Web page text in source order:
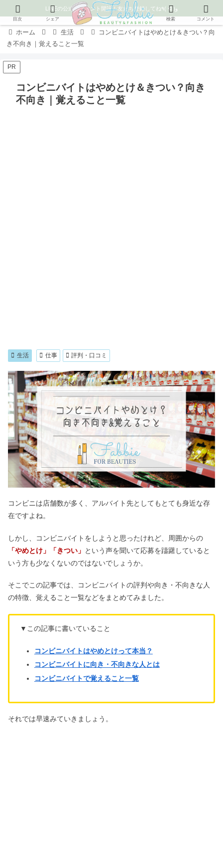
LINEの公式アカウント開設！友だち登録してね٩( ᐛ )و
ホーム 生活
コンビニバイトはやめとけ＆きつい？向
き不向き｜覚えること一覧
PR
コンビニバイトはやめとけ＆きつい？向き
不向き｜覚えること一覧
生活 仕事 評判・口コミ
コンビニは店舗数が多く、アルバイト先としてもとても身近な存
在ですよね。
しかし、コンビニバイトをしようと思ったけれど、周囲からの
「やめとけ」「きつい」 という声を聞いて応募を躊躇していると
いう方も少なくないのではないでしょうか。
そこでこの記事では、コンビニバイトの評判や向き・不向きな人
の特徴、覚えること一覧などをまとめてみました。
▼この記事に書いていること
コンビニバイトはやめとけって本当？
コンビニバイトに向き・不向きな人とは
コンビニバイトで覚えること一覧
それでは早速みていきましょう。
目次 シェア 検索 コメント